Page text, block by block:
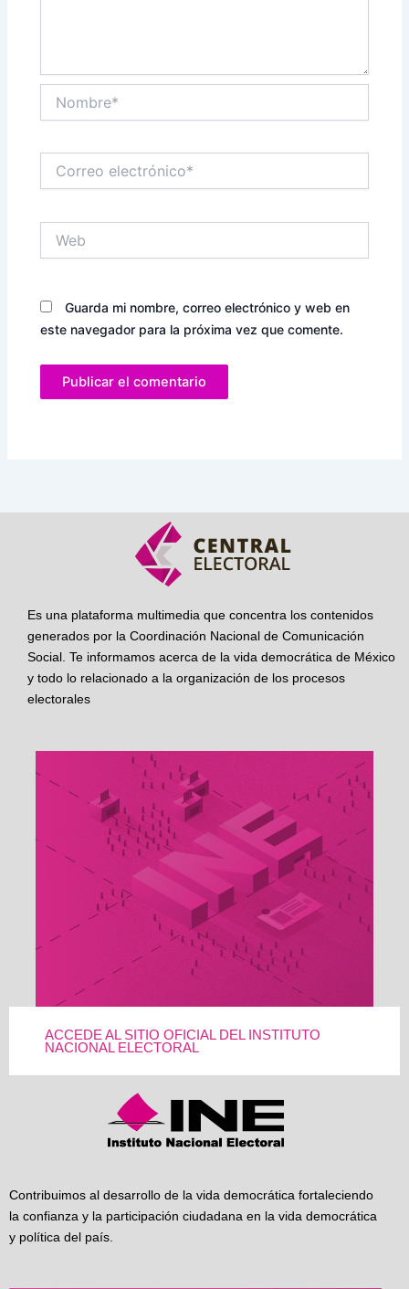
electrónico*
Guarda mi nombre, correo electrónico y web en
este navegador para la próxima vez que comente.
Es una plataforma multimedia que concentra los contenidos
generados por la Coordinación Nacional de Comunicación
Social. Te informamos acerca de la vida democrática de México
y todo lo relacionado a la organización de los procesos
electorales
ACCEDE AL SITIO OFICIAL DEL INSTITUTO
NACIONAL ELECTORAL
Contribuimos al desarrollo de la vida democrática fortaleciendo
la confianza y la participación ciudadana en la vida democrática
y política del país.